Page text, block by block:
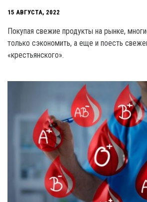
15 АВГУСТА, 2022
Покупая свежие продукты на рынке,
только сэкономить, а еще и поесть
«крестьянского».